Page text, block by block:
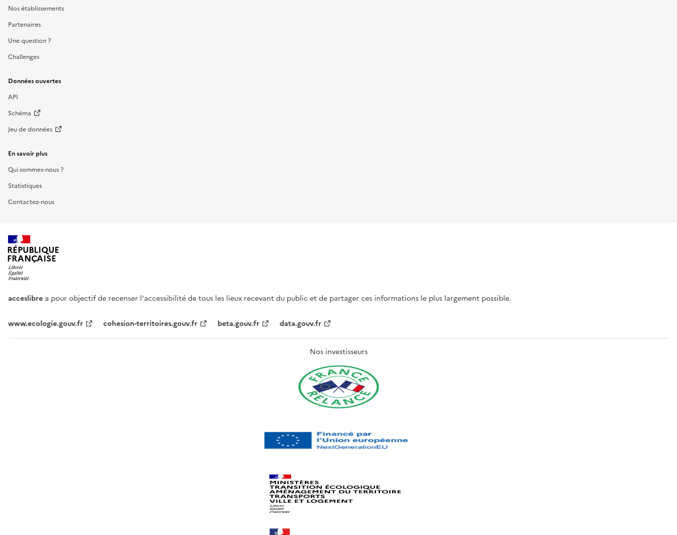
Nos établissements
Partenaires
Une question ?
Challenges
Données ouvertes
API
Schéma
Jeu de données
En savoir plus
Qui sommes-nous ?
Statistiques
Contactez-nous
RÉPUBLIQUE
FRANÇAISE
acceslibre a pour objectif de recenser l'accessibilité de tous les lieux recevant du public et de partager ces informations le plus largement possible.
www.ecologie.gouv.fr cohesion-territoires.gouv.fr beta.gouv.fr data.gouv.fr
Nos investisseurs